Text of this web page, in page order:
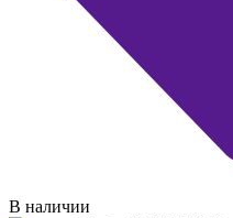
В наличии